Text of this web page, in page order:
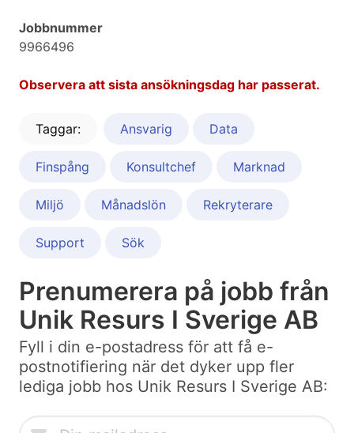
Jobbnummer
9966496
Observera att sista ansökningsdag har passerat.
Taggar: Ansvarig Data
Finspång Konsultchef Marknad
Miljö Månadslön Rekryterare
Support Sök
Prenumerera på jobb från
Unik Resurs I Sverige AB
Fyll i din e-postadress för att få e-
postnotifiering när det dyker upp fler
lediga jobb hos Unik Resurs I Sverige AB: